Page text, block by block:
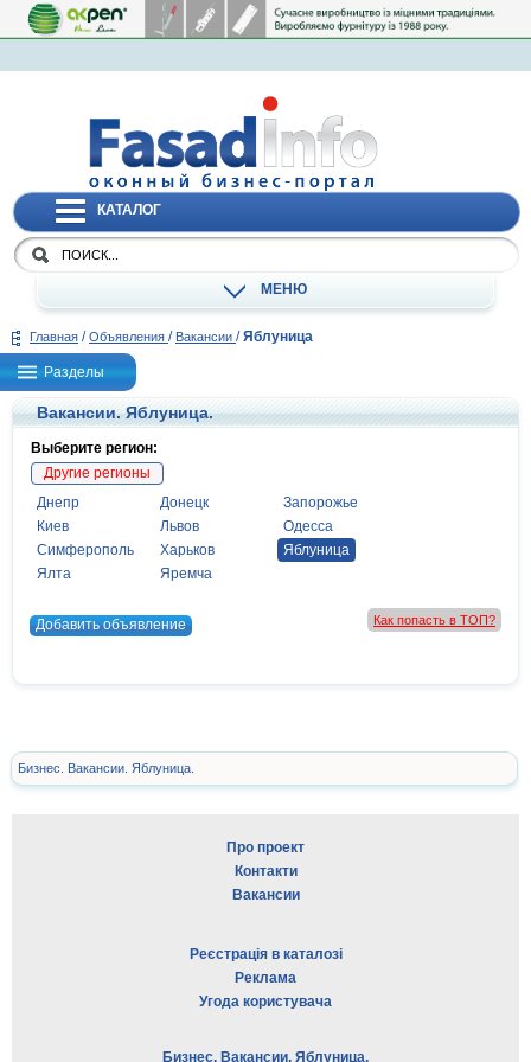
КАТАЛОГ
МЕНЮ
Главная / Объявления / Вакансии / Яблуница
Разделы
Вакансии. Яблуница.
Выберите регион:
Другие регионы
Днепр
Донецк
Запорожье
Киев
Львов
Одесса
Симферополь
Харьков
Яблуница
Ялта
Яремча
Добавить объявление Как попасть в ТОП?
Бизнес. Вакансии. Яблуница.
Про проект
Контакти
Вакансии
Реєстрація в каталозі
Реклама
Угода користувача
Бизнес. Вакансии. Яблуница.